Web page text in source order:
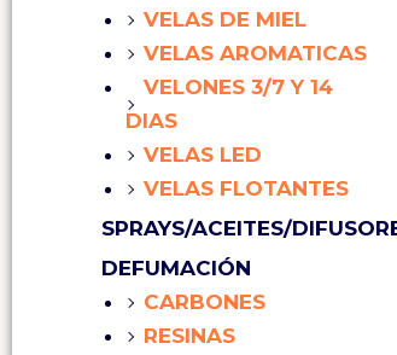
VELAS DE MIEL
VELAS AROMATICAS
VELONES 3/7 Y 14
DIAS
VELAS LED
VELAS FLOTANTES
SPRAYS/ACEITES/
DEFUMACIÓN
CARBONES
RESINAS